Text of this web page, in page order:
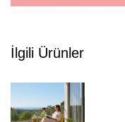
İlgili Ürünler